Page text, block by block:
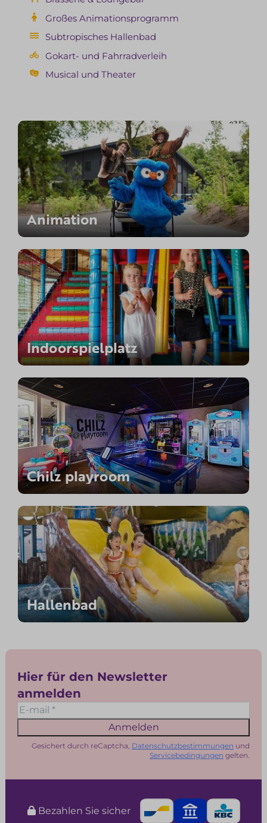
Großes Animationsprogramm
Subtropisches Hallenbad
Gokart- und Fahrradverleih
Musical und Theater
Animation
Indoorspielplatz
Chilz playroom
Hallenbad
Hier für den Newsletter
anmelden
Anmelden
Gesichert durch reCaptcha, Datenschutzbestimmungen und
Servicebedingungen gelten.
Bezahlen Sie sicher